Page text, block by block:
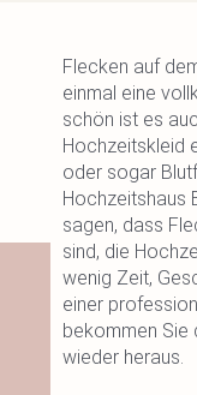
Flecken auf
einmal eine
schön ist es
Hochzeitskleid
oder sogar
Hochzeitshaus
sagen, dass
sind, die
wenig Zeit,
einer
bekommen Sie
wieder heraus.